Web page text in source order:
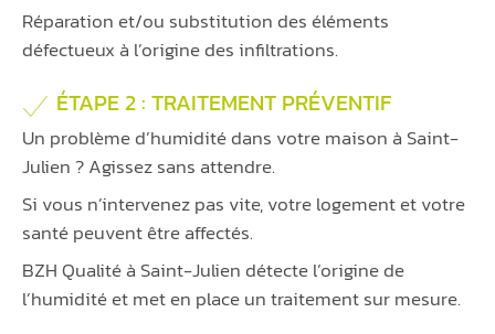
Réparation et/ou substitution des éléments
défectueux à l’origine des infiltrations.
ÉTAPE 2 : TRAITEMENT PRÉVENTIF
Un problème d’humidité dans votre maison à Saint-
Julien ? Agissez sans attendre.
Si vous n’intervenez pas vite, votre logement et votre
santé peuvent être affectés.
BZH Qualité à Saint-Julien détecte l’origine de
l’humidité et met en place un traitement sur mesure.